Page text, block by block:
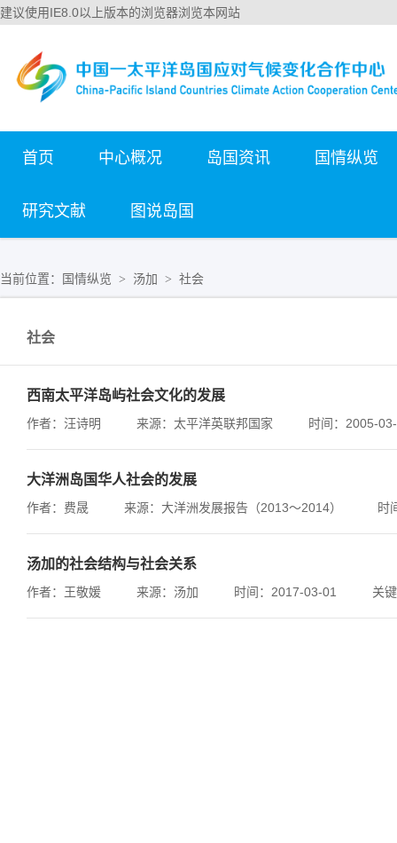
建议使用IE8.0以上版本的浏览器浏览本网站
首页 中心概况 岛国资讯 国情纵览
研究文献 图说岛国
当前位置： 国情纵览 > 汤加 > 社会
社会
西南太平洋岛屿社会文化的发展
作者：汪诗明 来源：太平洋英联邦国家 时间：2005-
大洋洲岛国华人社会的发展
作者：费晟 来源：大洋洲发展报告（2013～2014） 时
汤加的社会结构与社会关系
作者：王敬媛 来源：汤加 时间：2017-03-01 关